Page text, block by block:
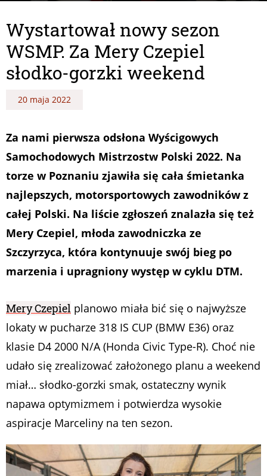
Wystartował nowy sezon
WSMP. Za Mery Czepiel
słodko-gorzki weekend
20 maja 2022
Za nami pierwsza odsłona Wyścigowych
Samochodowych Mistrzostw Polski 2022. Na
torze w Poznaniu zjawiła się cała śmietanka
najlepszych, motorsportowych zawodników z
całej Polski. Na liście zgłoszeń znalazła się też
Mery Czepiel, młoda zawodniczka ze
Szczyrzyca, która kontynuuje swój bieg po
marzenia i upragniony występ w cyklu DTM.
Mery Czepiel planowo miała bić się o najwyższe
lokaty w pucharze 318 IS CUP (BMW E36) oraz
klasie D4 2000 N/A (Honda Civic Type-R). Choć nie
udało się zrealizować założonego planu a weekend
miał… słodko-gorzki smak, ostateczny wynik
napawa optymizmem i potwierdza wysokie
aspiracje Marceliny na ten sezon.